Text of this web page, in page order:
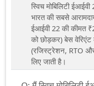
स्विच मोबिलिटी
भारत की सबसे
ईआईवी 22 की कीमत
को छोड़कर) बेस
(रजिस्ट्रेशन, RTO
लिए जाती है।